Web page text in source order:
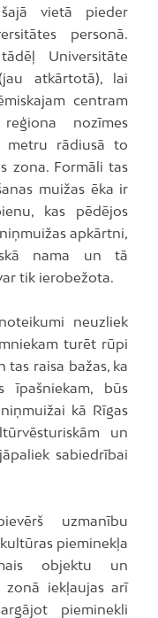
vietā pieder
personā.
Universitāte
atkārtotā), lai
centram
nozīmes
metru rādiusā to
zona. Formāli tas
muižas ēka ir
kas pēdējos
apkārtni,
nama un tā
tik ierobežota.
neuzliek
turēt rūpi
raisa bažas, ka
īpašniekam, būs
kā Rīgas
un
sabiedrībai
uzmanību
pieminekļa
objektu un
zonā iekļaujas arī
pieminekli